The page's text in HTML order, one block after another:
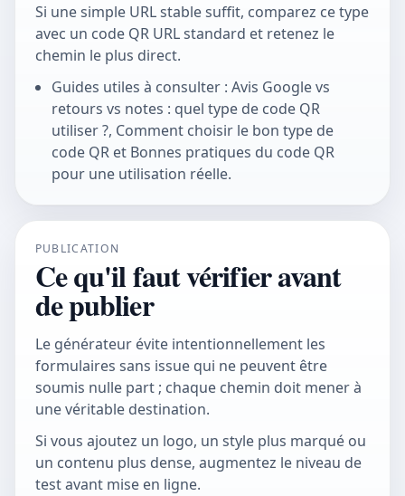
Si une simple URL stable suffit, comparez ce type
avec un code QR URL standard et retenez le
chemin le plus direct.
Guides utiles à consulter : Avis Google vs
retours vs notes : quel type de code QR
utiliser ?, Comment choisir le bon type de
code QR et Bonnes pratiques du code QR
pour une utilisation réelle.
PUBLICATION
Ce qu'il faut vérifier avant
de publier
Le générateur évite intentionnellement les
formulaires sans issue qui ne peuvent être
soumis nulle part ; chaque chemin doit mener à
une véritable destination.
Si vous ajoutez un logo, un style plus marqué ou
un contenu plus dense, augmentez le niveau de
test avant mise en ligne.